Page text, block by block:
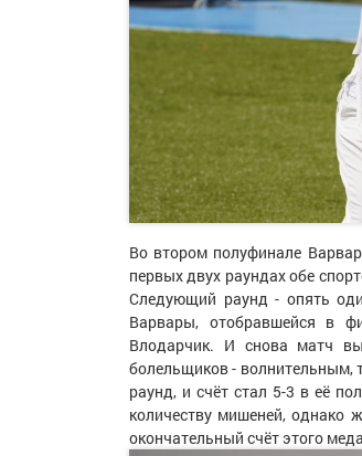
Во втором полуфинале
первых двух раундах обе
Следующий раунд - опять
Варвары, отобравшейся в
Влодарчик. И снова матч
болельщиков - волнительным,
раунд, и счёт стал 5-3 в её
количеству мишеней, однако
окончательный счёт этого